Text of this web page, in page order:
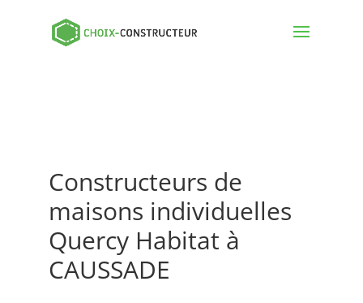
Constructeurs de
maisons individuelles
Quercy Habitat à
CAUSSADE